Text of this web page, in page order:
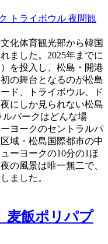
トライボウル 夜間観
化体育観光部から韓国
ました。2025年までに
を投入し、松島・開港
の舞台となるのが松島
ド、トライボウル、ド
にしか見られない松島
パークはどんな場
ヨークのセントラルパ
域・松島国際都市の中
ーヨークの10分の1ほ
の風景は唯一無二で、
ました。
麦飯ポリパプ